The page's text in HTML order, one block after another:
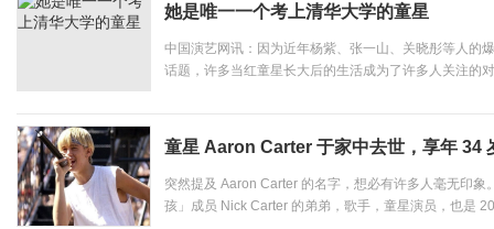
她是唯一一个考上清华大学的童星
中国演艺网讯：因为近年杨紫、张一山、关晓彤等人的
话题，许多当红童星长大后的生活成为了许多人关注的
童星 Aaron Carter 于家中去世，享年 34
突然提及 Aaron Carter 的名字，想必有许多人毫无印象
孩」成员 Nick Carter 的弟弟，歌手，童星演员，也是